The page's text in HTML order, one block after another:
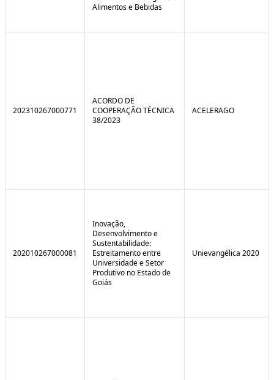
Alimentos e Bebidas
202310267000771
ACORDO DE
COOPERAÇÃO TÉCNICA
38/2023
ACELERAGO
202010267000081
Inovação,
Desenvolvimento e
Sustentabilidade:
Estreitamento entre
Universidade e Setor
Produtivo no Estado de
Goiás
Unievangélica 2020